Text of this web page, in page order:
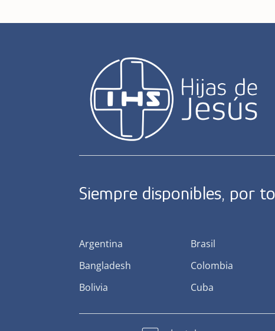
Siempre disponibles, por
Argentina
Bangladesh
Bolivia
Brasil
Colombia
Cuba